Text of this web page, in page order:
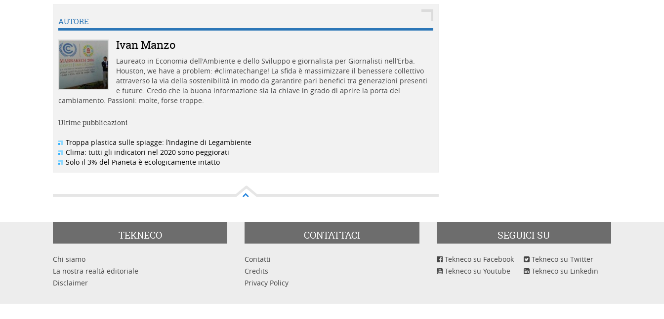
AUTORE
Ivan Manzo
Laureato in Economia dell'Ambiente e dello Sviluppo e giornalista per Giornalisti nell’Erba.
Houston, we have a problem: #climatechange! La sfida è massimizzare il benessere collettivo
attraverso la via della sostenibilità in modo da garantire pari benefici tra generazioni presenti
e future. Credo che la buona informazione sia la chiave in grado di aprire la porta del
cambiamento. Passioni: molte, forse troppe.
Ultime pubblicazioni
Troppa plastica sulle spiagge: l’indagine di Legambiente
Clima: tutti gli indicatori nel 2020 sono peggiorati
Solo il 3% del Pianeta è ecologicamente intatto
TEKNECO
Chi siamo
La nostra realtà editoriale
Disclaimer
CONTATTACI
Contatti
Credits
Privacy Policy
SEGUICI SU
Tekneco su Facebook
Tekneco su Twitter
Tekneco su Youtube
Tekneco su Linkedin